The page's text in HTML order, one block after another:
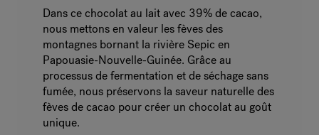
Dans ce chocolat au lait avec 39% de cacao,
nous mettons en valeur les fèves des
montagnes bornant la rivière Sepic en
Papouasie-Nouvelle-Guinée. Grâce au
processus de fermentation et de séchage sans
fumée, nous préservons la saveur naturelle des
fèves de cacao pour créer un chocolat au goût
unique.